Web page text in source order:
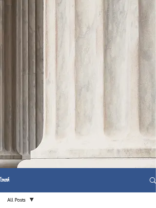
โพสต์
All Posts